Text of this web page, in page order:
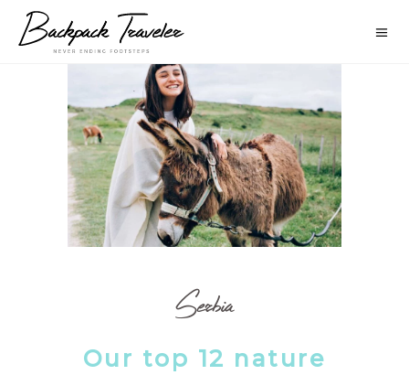
Serbia
Our top 12 nature